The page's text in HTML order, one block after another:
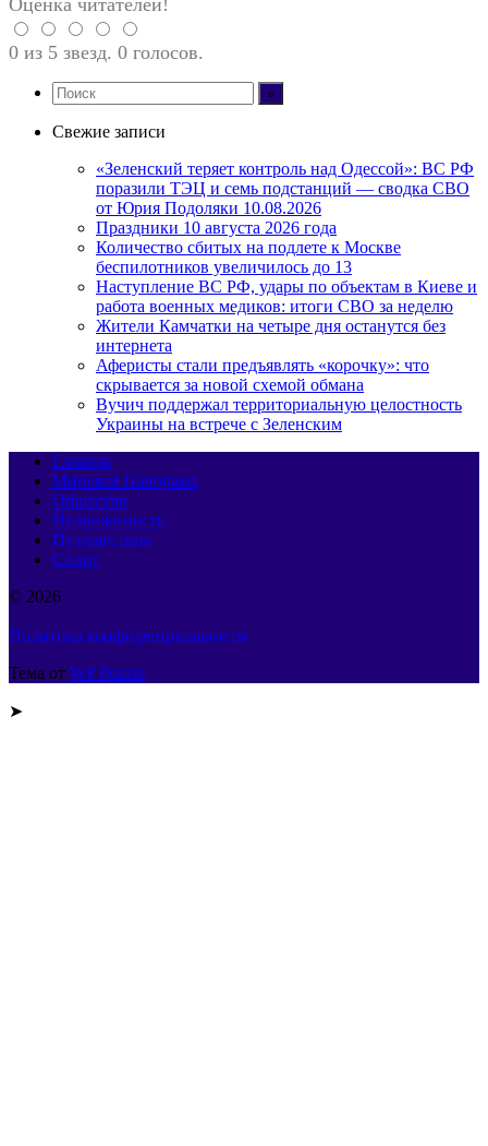
0 из 5 звезд. 0 голосов.
Свежие записи
«Зеленский теряет контроль над Одессой»: ВС РФ
поразили ТЭЦ и семь подстанций — сводка СВО
от Юрия Подоляки 10.08.2026
Праздники 10 августа 2026 года
Количество сбитых на подлете к Москве
беспилотников увеличилось до 13
Наступление ВС РФ, удары по объектам в Киеве и
работа военных медиков: итоги СВО за неделю
Жители Камчатки на четыре дня останутся без
интернета
Аферисты стали предъявлять «корочку»: что
скрывается за новой схемой обмана
Вучич поддержал территориальную целостность
Украины на встрече с Зеленским
Главная
Мировая Панорама
Общество
Недвижимость
Путешествия
Спорт
© 2026
Политика конфиденциальности
Тема от WP Puzzle
➤